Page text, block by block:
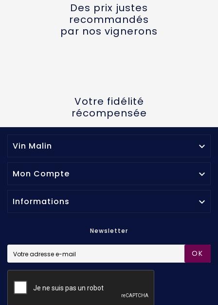
Des prix justes
recommandés
par nos vignerons
Votre fidélité
récompensée
Vin Malin 
Mon Compte 
Informations 
Newsletter
OK